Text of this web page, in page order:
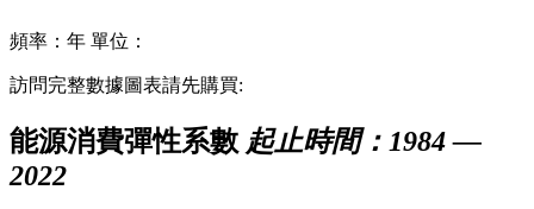
頻率：年 單位：
訪問完整數據圖表請先購買:
能源消費彈性系數 起止時間：1984 —
2022